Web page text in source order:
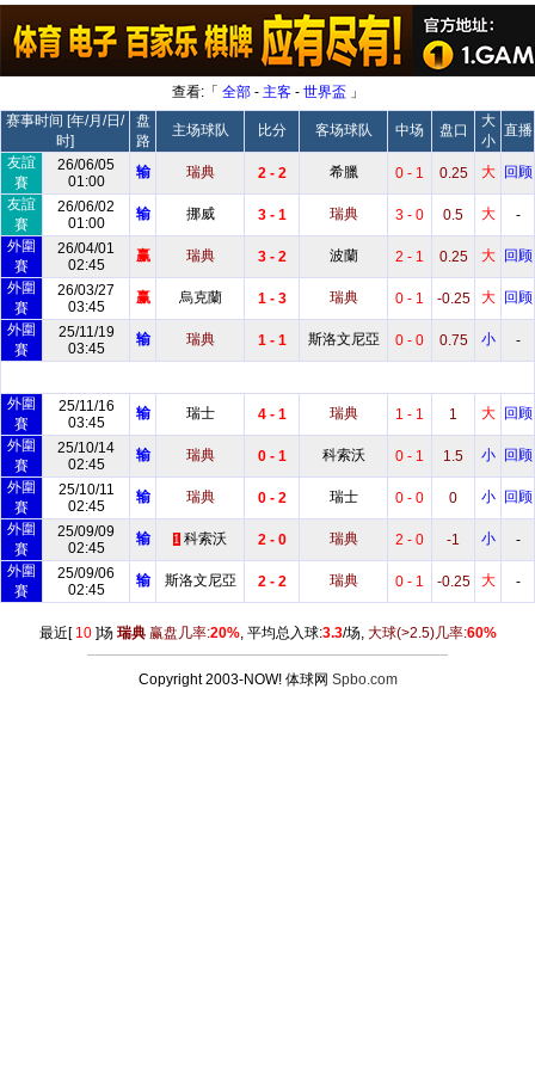
查看:「 全部- 主客- 世界盃 」
赛事时间 [年/月/日/
时]
盘
路
主场球队 比分 客场球队 中场 盘口
大
小
直播
友誼
賽
26/06/05
01:00
输 瑞典 2 - 2 希臘 0 - 1 0.25 大
回顾
友誼
賽
26/06/02
01:00
输 挪威 3 - 1 瑞典 3 - 0 0.5 大
-
外圍
賽
26/04/01
02:45
赢 瑞典 3 - 2 波蘭 2 - 1 0.25 大
回顾
外圍
賽
26/03/27
03:45
赢 烏克蘭 1 - 3 瑞典 0 - 1 -0.25 大
回顾
外圍
賽
25/11/19
03:45
输 瑞典 1 - 1 斯洛文尼亞 0 - 0 0.75 小 -
外圍
賽
25/11/16
03:45
输 瑞士 4 - 1 瑞典 1 - 1 1 大
回顾
外圍
賽
25/10/14
02:45
输 瑞典 0 - 1 科索沃 0 - 1 1.5 小
回顾
外圍
賽
25/10/11
02:45
输 瑞典 0 - 2 瑞士 0 - 0 0 小
回顾
外圍
賽
25/09/09
02:45
输 1 科索沃 2 - 0 瑞典 2 - 0 -1 小
-
外圍
賽
25/09/06
02:45
输 斯洛文尼亞 2 - 2 瑞典 0 - 1 -0.25 大 -
最近[ 10]场 瑞典赢盘几率:20%, 平均总入球:3.3/场, 大球(>2.5)几率:60%
Copyright 2003-NOW! 体球网 Spbo.com